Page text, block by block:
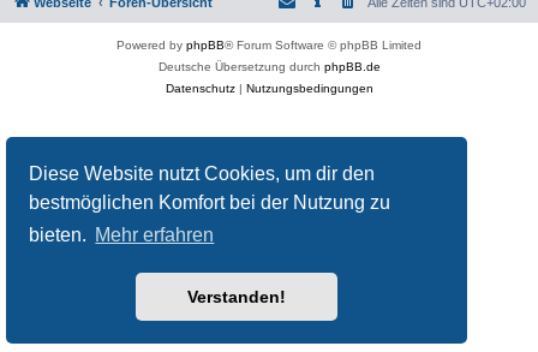
Diese Website nutzt Cookies, um dir den
bestmöglichen Komfort bei der Nutzung zu
bieten. Mehr erfahren
Verstanden!
Powered by phpBB® Forum Software © phpBB Limited
Deutsche Übersetzung durch phpBB.de
Datenschutz| Nutzungsbedingungen